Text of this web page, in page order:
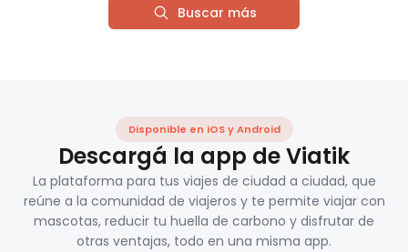
Buscar más
Disponible en iOS y Android
Descargá la app de Viatik
La plataforma para tus viajes de ciudad a ciudad, que
reúne a la comunidad de viajeros y te permite viajar con
mascotas, reducir tu huella de carbono y disfrutar de
otras ventajas, todo en una misma app.